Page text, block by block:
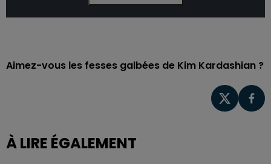
Aimez-vous les fesses galbées de Kim Kardashian ?
À LIRE ÉGALEMENT